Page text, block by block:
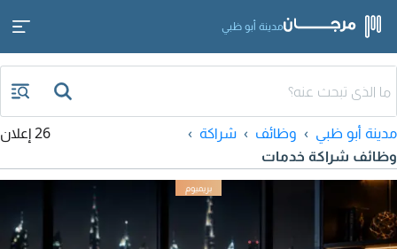
مدينة أبو ظبي
مدينة أبو ظبي وظائف
شراكة
وظائف شراكة خدمات
26 إعلان